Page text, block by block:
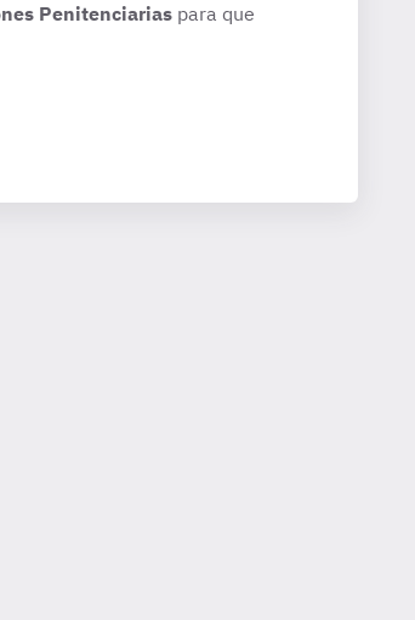
Penitenciariaspara que